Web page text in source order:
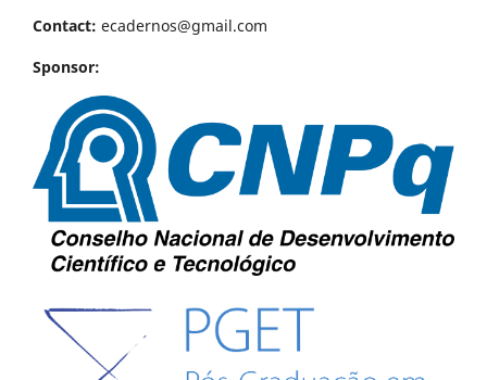
Contact: ecadernos@gmail.com
Sponsor: